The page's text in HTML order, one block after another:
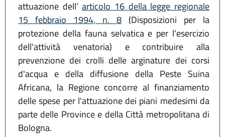
attuazione dell’articolo 16 della legge regionale
15 febbraio 1994, n. 8 (Disposizioni per la
protezione della fauna selvatica e per l'esercizio
dell'attività venatoria) e contribuire alla
prevenzione dei crolli delle arginature dei corsi
d'acqua e della diffusione della Peste Suina
Africana, la Regione concorre al finanziamento
delle spese per l'attuazione dei piani medesimi da
parte delle Province e della Città metropolitana di
Bologna.